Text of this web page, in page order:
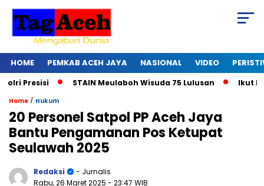
HOME PEMKAB ACEH JAYA NASIONAL VIDEO
Presisi STAIN Meulaboh Wisuda 75 Lulusan Ikut
Home / Hukum
20 Personel Satpol PP Aceh Jaya
Bantu Pengamanan Pos Ketupat
Seulawah 2025
Redaksi
- Jurnalis
Rabu, 26 Maret 2025 - 23:47 WIB